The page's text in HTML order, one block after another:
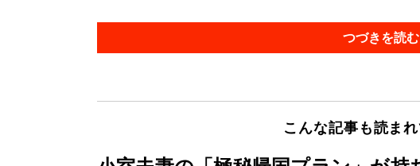
つづきを読む
こんな記事も読ま